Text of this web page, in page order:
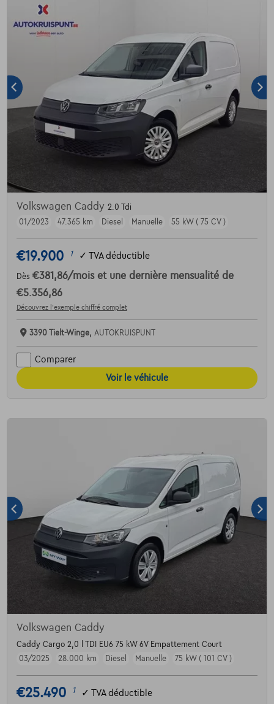
Volkswagen Caddy 2.0 Tdi
01/2023
47.365 km Diesel Manuelle 55 kW ( 75 CV )
€19.900 1 ✓ TVA déductible
Dès €381,86/mois et une dernière mensualité de
€5.356,86
Découvrez l’exemple chiffré complet
3390 Tielt-Winge, AUTOKRUISPUNT
Comparer
Voir le véhicule
Volkswagen Caddy
Caddy Cargo 2,0 l TDI EU6 75 kW 6V Empattement Court
03/2025
28.000 km Diesel Manuelle 75 kW ( 101 CV )
€25.490 1 ✓ TVA déductible